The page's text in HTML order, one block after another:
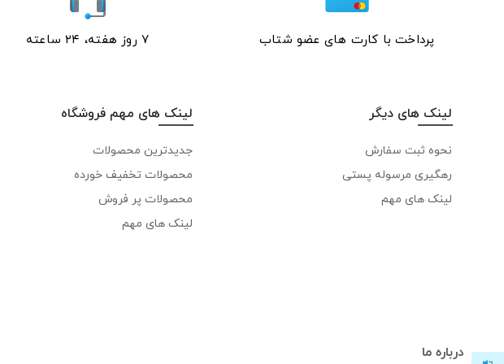
پرداخت با کارت های عضو شتاب ۷ روز ﻫﻔﺘﻪ، ۲۴ ﺳﺎﻋﺘﻪ
لینک های دیگر
نحوه ثبت سفارش
رهگیری مرسوله پستی
لینک های مهم
لینک های مهم فروشگاه
جدیدترین محصولات
محصولات تخفیف خورده
محصولات پر فروش
لینک های مهم
درباره ما